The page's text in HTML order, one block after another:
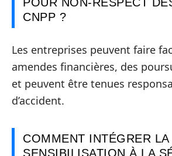
CNPP ?
Les entreprises peuvent faire
amendes financières, des
et peuvent être tenues
d’accident.
COMMENT INTÉGRER LA
SENSIBILISATION À LA